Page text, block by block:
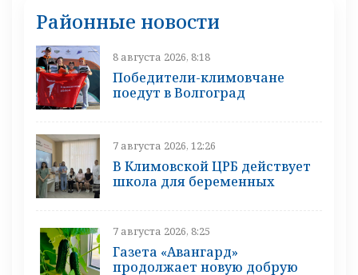
Районные новости
8 августа 2026, 8:18
Победители-климовчане
поедут в Волгоград
7 августа 2026, 12:26
В Климовской ЦРБ действует
школа для беременных
7 августа 2026, 8:25
Газета «Авангард»
продолжает новую добрую